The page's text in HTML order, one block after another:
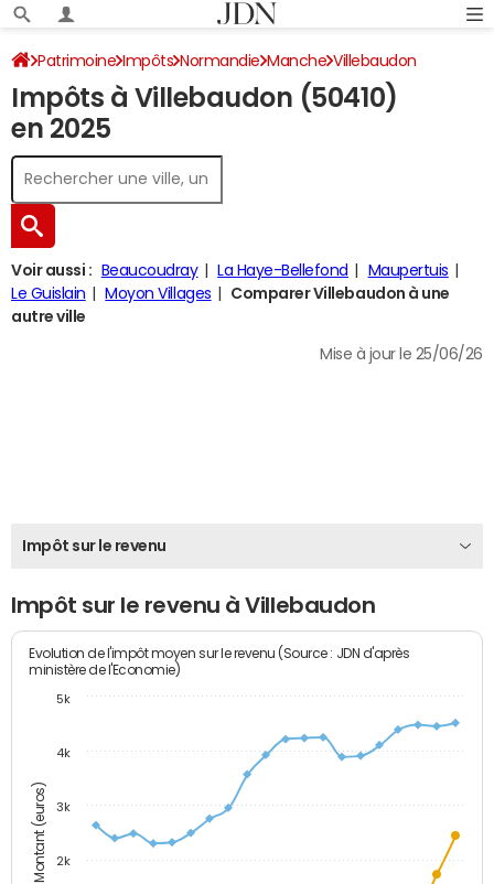
Patrimoine Impôts Normandie Manche Villebaudon
Impôt sur le revenu
Impôts à Villebaudon (50410)
en 2025
Voir aussi : Beaucoudray La Haye-Bellefond
Maupertuis
Le Guislain
Moyon Villages
Comparer Villebaudon à une
autre ville
Mise à jour le 25/06/26
Impôt sur le revenu
Impôt sur le revenu à Villebaudon
Montant (euros)
Evolution de l'impôt moyen sur le revenu (Source : JDN d'après
ministère de l'Economie)
2k
3k
4k
5k